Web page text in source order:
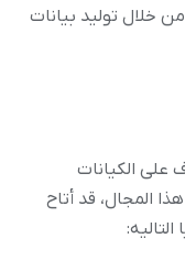
خلال تولید بیانات
على الکیانات
المجال، قد أتاح